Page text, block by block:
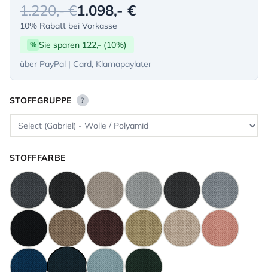
1.220,- €1.098,- €
10% Rabatt bei Vorkasse
% Sie sparen 122,- (10%)
über PayPal | Card, Klarnapaylater
STOFFGRUPPE ?
STOFFFARBE